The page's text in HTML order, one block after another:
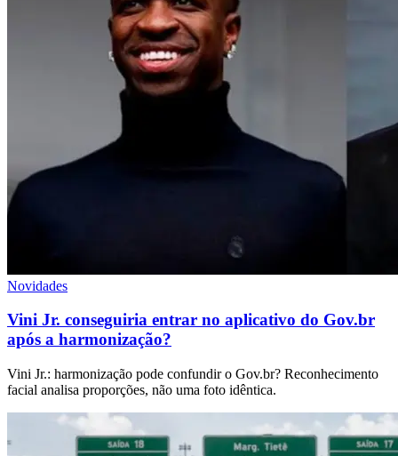
Novidades
Vini Jr. conseguiria entrar no aplicativo do Gov.br
após a harmonização?
Vini Jr.: harmonização pode confundir o Gov.br? Reconhecimento
facial analisa proporções, não uma foto idêntica.